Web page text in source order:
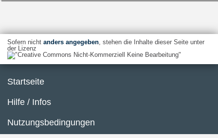
Sofern nicht anders angegeben, stehen die Inhalte dieser Seite unter
der Lizenz
Startseite
Hilfe / Infos
Nutzungsbedingungen